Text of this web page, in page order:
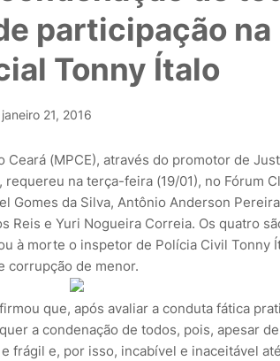
participação na
Tonny Ítalo
janeiro 21, 2016
(MPCE), através do promotor de
requereu na terça-feira (19/01), no Fórum
Gomes da Silva, Antônio Anderson
Reis e Yuri Nogueira Correia. Os quatro
à morte o inspetor de Polícia Civil Tonny
corrupção de menor.
que, após avaliar a conduta fática
a condenação de todos, pois, apesar
frágil e, por isso, incabível e inaceitável